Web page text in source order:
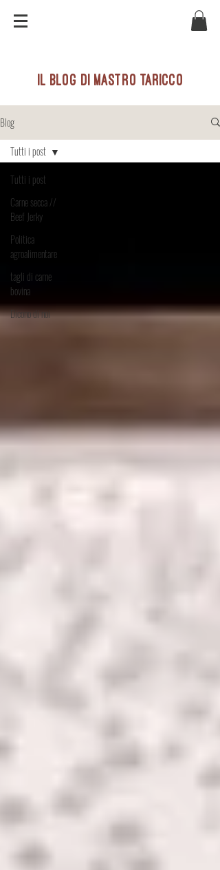
il blog di mastro taricco
Blog
Tutti i post
Carne secca //
Beef Jerky
Politica
agroalimentare
tagli di carne
bovina
Dicono di noi
Tutti i post